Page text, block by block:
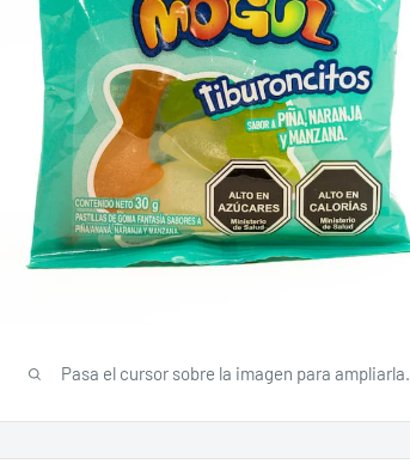
Pasa el cursor sobre la imagen para ampliarla.